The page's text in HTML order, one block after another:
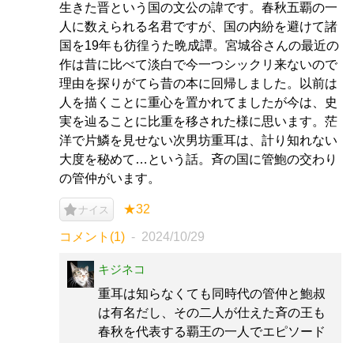
生きた晋という国の文公の諱です。春秋五覇の一
人に数えられる名君ですが、国の内紛を避けて諸
国を19年も彷徨うた晩成譚。宮城谷さんの最近の
作は昔に比べて淡白で今一つシックリ来ないので
理由を探りがてら昔の本に回帰しました。以前は
人を描くことに重心を置かれてましたが今は、史
実を辿ることに比重を移された様に思います。茫
洋で片鱗を見せない次男坊重耳は、計り知れない
大度を秘めて…という話。斉の国に管鮑の交わり
の管仲がいます。
ナイス ★32
コメント(1) 2024/10/29
キジネコ
重耳は知らなくても同時代の管仲と鮑叔
は有名だし、その二人が仕えた斉の王も
春秋を代表する覇王の一人でエピソード